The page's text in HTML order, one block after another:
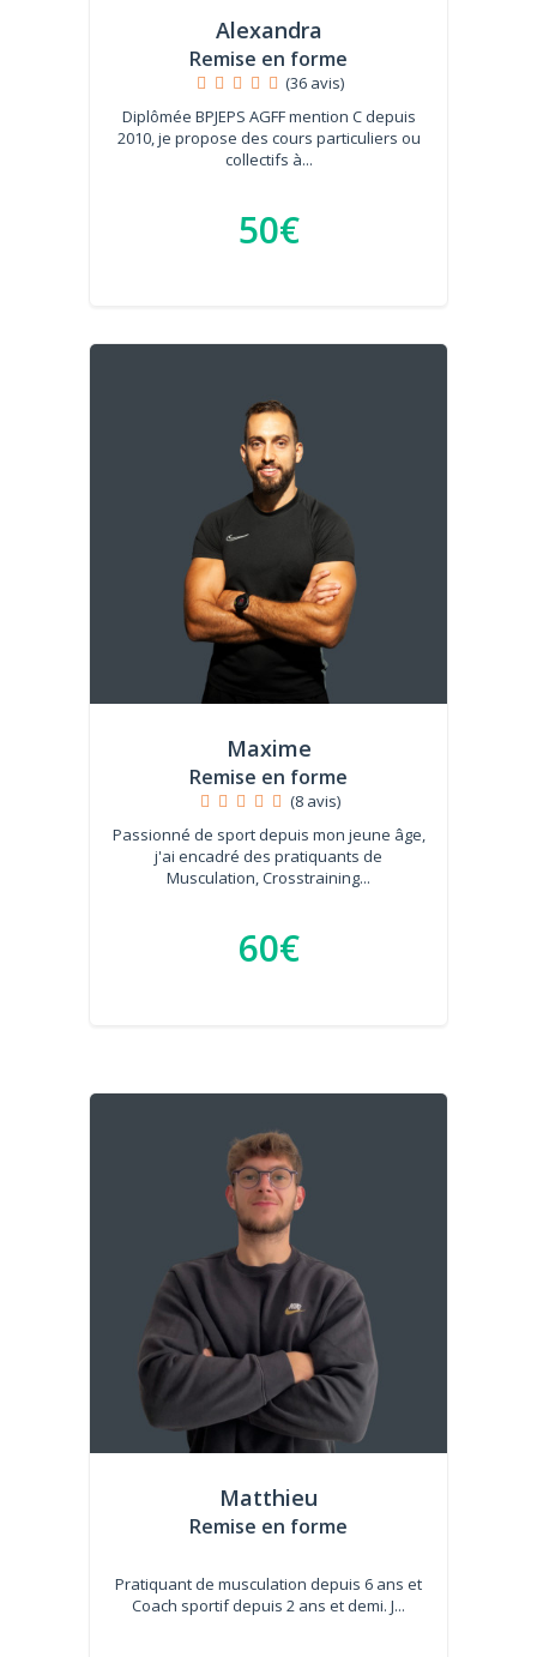
Alexandra
Remise en forme
(36 avis)
Diplômée BPJEPS AGFF mention C depuis
2010, je propose des cours particuliers ou
collectifs à...
50€
Maxime
Remise en forme
(8 avis)
Passionné de sport depuis mon jeune âge,
j'ai encadré des pratiquants de
Musculation, Crosstraining...
60€
Matthieu
Remise en forme
Pratiquant de musculation depuis 6 ans et
Coach sportif depuis 2 ans et demi. J...